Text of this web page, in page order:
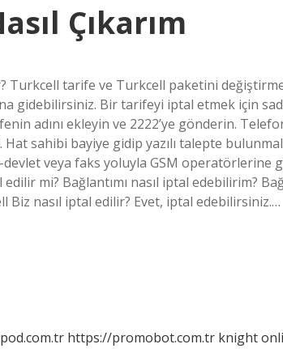
Çıkarım
Turkcell tarife ve Turkcell paketini
gidebilirsiniz. Bir tarifeyi iptal etmek için
adını ekleyin ve 2222’ye gönderin.
sahibi bayiye gidip yazılı talepte
devlet veya faks yoluyla GSM operatörlerine
mi? Bağlantımı nasıl iptal edebilirim?
nasıl iptal edilir? Evet, iptal edebilirsiniz.…
https://promobot.com.tr knight